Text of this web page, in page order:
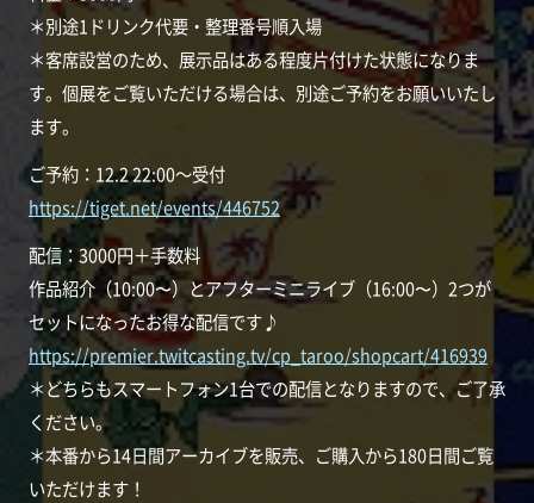
＊別途1ドリンク代要・整理番号順入場
＊客席設営のため、展示品はある程度片付けた状態になりま
す。個展をご覧いただける場合は、別途ご予約をお願いいたし
ます。
ご予約：12.2 22:00～受付
https://tiget.net/events/446752
配信：3000円＋手数料
作品紹介（10:00〜）とアフターミニライブ（16:00〜）2つが
セットになったお得な配信です♪
https://premier.twitcasting.tv/cp_taroo/shopcart/416939
＊どちらもスマートフォン1台での配信となりますので、ご了承
ください。
＊本番から14日間アーカイブを販売、ご購入から180日間ご覧
いただけます！